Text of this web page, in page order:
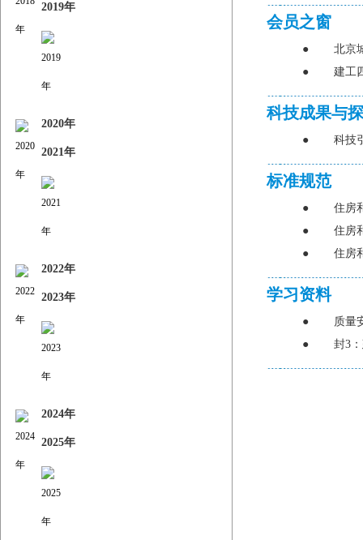
2019年
2020年
2021年
2022年
2023年
2024年
2025年
会员之窗
北京
●
建工
●
科技成果与
科技
●
标准规范
住房
●
住房
●
住房
●
学习资料
质量
●
封3
●